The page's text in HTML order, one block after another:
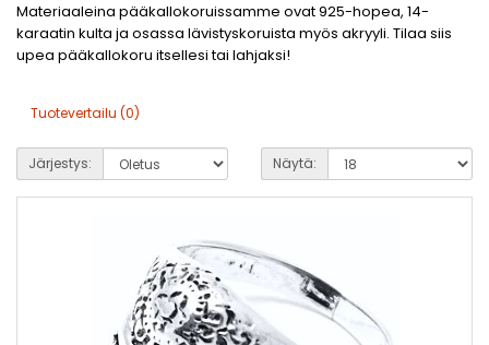
Materiaaleina pääkallokoruissamme ovat 925-hopea, 14-
karaatin kulta ja osassa lävistyskoruista myös akryyli. Tilaa siis
upea pääkallokoru itsellesi tai lahjaksi!
Tuotevertailu (0)
Järjestys: Näytä: